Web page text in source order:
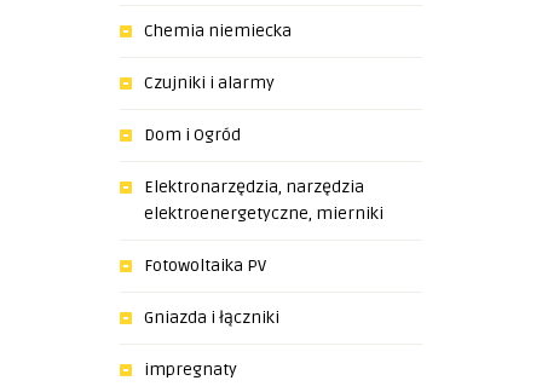
Chemia niemiecka
Czujniki i alarmy
Dom i Ogród
Elektronarzędzia, narzędzia
elektroenergetyczne, mierniki
Fotowoltaika PV
Gniazda i łączniki
impregnaty